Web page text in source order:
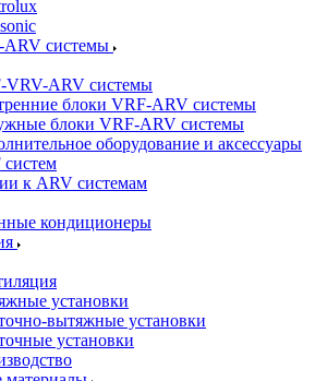
системы
VRV-ARV системы
блоки VRF-ARV системы
блоки VRF-ARV системы
оборудование и аксессуары
к ARV системам
кондиционеры
установки
вытяжные установки
установки